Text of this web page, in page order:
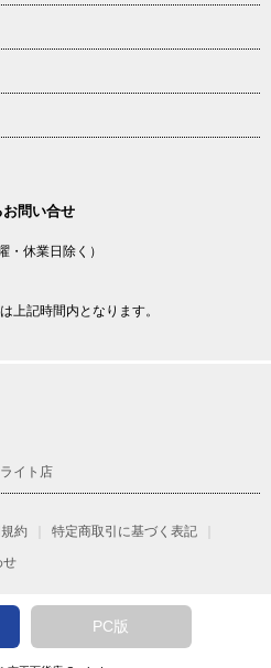
問い合せ
休業日除く）
上記時間内となります。
イト店
約
特定商取引に基づく表記
せ
PC版